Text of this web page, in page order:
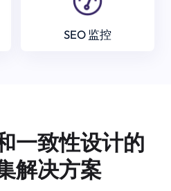
SEO 监控
一致性设计的
解决方案